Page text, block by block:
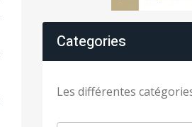
Categories
Les différentes